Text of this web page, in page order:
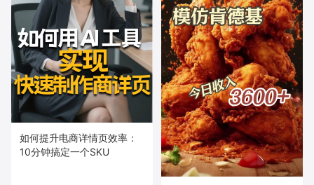
如何提升电商详情页效率：
10分钟搞定一个SKU